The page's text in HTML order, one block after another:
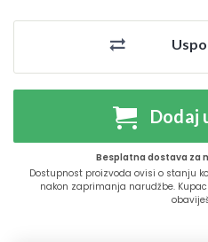
Dodaj
Besplatna dostava za
Dostupnost proizvoda ovisi o stanju
nakon zaprimanja narudžbe.